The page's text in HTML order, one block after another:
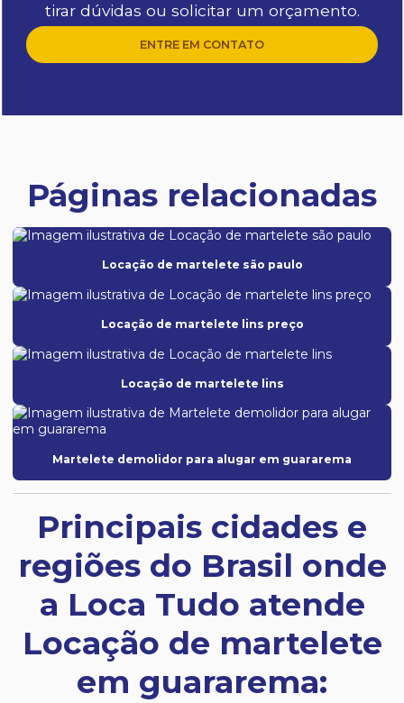
tirar dúvidas ou solicitar um orçamento.
ENTRE EM CONTATO
Páginas relacionadas
Locação de martelete são paulo
Locação de martelete lins preço
Locação de martelete lins
Martelete demolidor para alugar em guararema
Principais cidades e
regiões do Brasil onde
a Loca Tudo atende
Locação de martelete
em guararema: